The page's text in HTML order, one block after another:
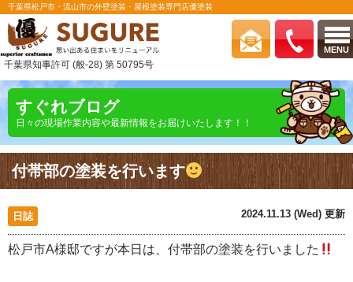
MENU
千葉県松戸市・流山市の外壁塗装・屋根塗装専門店優塗装
千葉県知事許可 (般-28) 第 50795号
すぐれブログ
日々の現場作業内容や最新情報をお届けいたします！！
付帯部の塗装を行います
日誌 2024.11.13 (Wed) 更新
松戸市A様邸ですが本日は、付帯部の塗装を行いました